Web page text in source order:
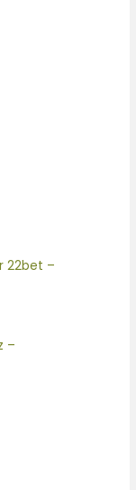
22bet –
–